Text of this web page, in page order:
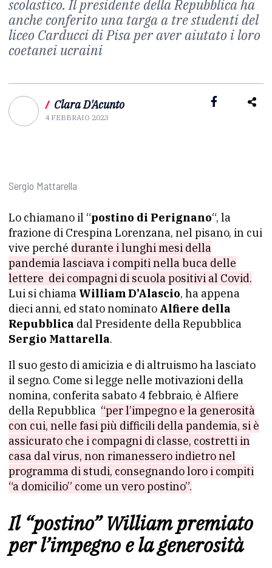
scolastico. Il presidente della Repubblica ha
anche conferito una targa a tre studenti del
liceo Carducci di Pisa per aver aiutato i loro
coetanei ucraini
/ Clara D'Acunto
4 FEBBRAIO 2023
Sergio Mattarella
Lo chiamano il “postino di Perignano“, la
frazione di Crespina Lorenzana, nel pisano, in cui
vive perché durante i lunghi mesi della
pandemia lasciava i compiti nella buca delle
lettere dei compagni di scuola positivi al Covid.
Lui si chiama William D’Alascio, ha appena
dieci anni, ed stato nominato Alfiere della
Repubblica dal Presidente della Repubblica
Sergio Mattarella.
Il suo gesto di amicizia e di altruismo ha lasciato
il segno. Come si legge nelle motivazioni della
nomina, conferita sabato 4 febbraio, è Alfiere
della Repubblica “per l’impegno e la generosità
con cui, nelle fasi più difficili della pandemia, si è
assicurato che i compagni di classe, costretti in
casa dal virus, non rimanessero indietro nel
programma di studi, consegnando loro i compiti
“a domicilio” come un vero postino”.
Il “postino” William premiato
per l’impegno e la generosità